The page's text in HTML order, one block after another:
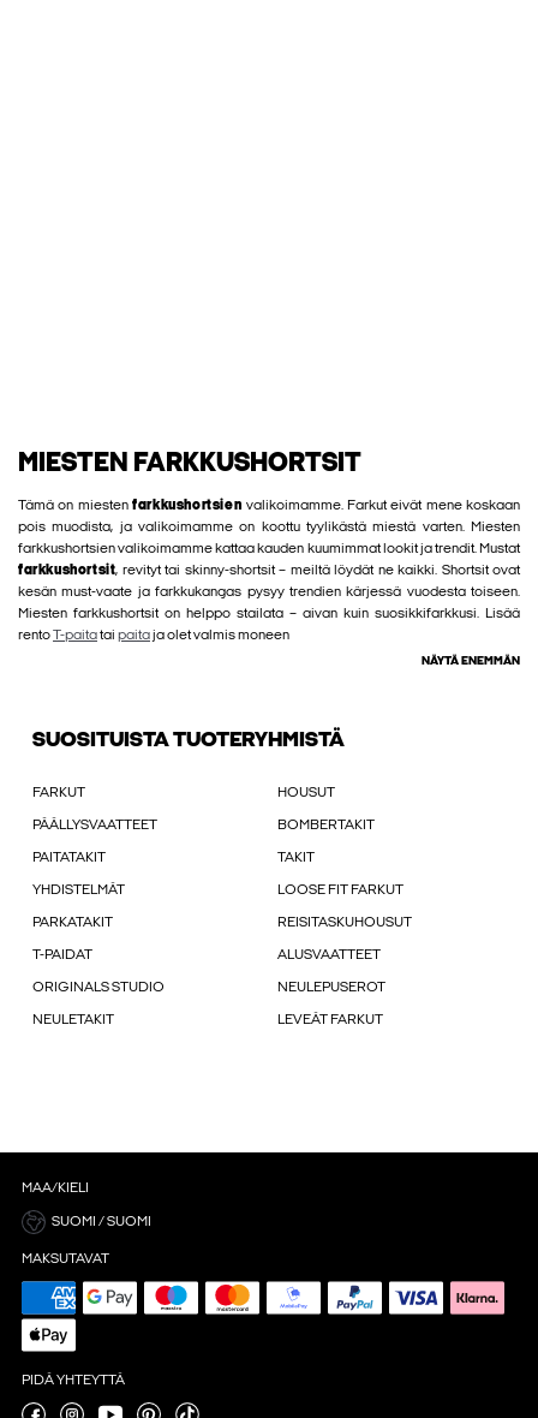
MIESTEN FARKKUSHORTSIT
Tämä on miestenfarkkushortsien valikoimamme. Farkut eivät mene koskaan
pois muodista, ja valikoimamme on koottu tyylikästä miestä varten. Miesten
farkkushortsien valikoimamme kattaa kauden kuumimmat lookit ja trendit. Mustat
farkkushortsit, revityt tai skinny-shortsit – meiltä löydät ne kaikki. Shortsit ovat
kesän must-vaate ja farkkukangas pysyy trendien kärjessä vuodesta toiseen.
Miesten farkkushortsit on helppo stailata – aivan kuin suosikkifarkkusi. Lisää
rentoT-paitatai paitaja olet valmis moneen
NÄYTÄ ENEMMÄN
SUOSITUISTA TUOTERYHMISTÄ
FARKUT HOUSUT
PÄÄLLYSVAATTEET BOMBERTAKIT
PAITATAKIT TAKIT
YHDISTELMÄT LOOSE FIT FARKUT
PARKATAKIT REISITASKUHOUSUT
T-PAIDAT ALUSVAATTEET
ORIGINALS STUDIO NEULEPUSEROT
NEULETAKIT LEVEÄT FARKUT
MAA/KIELI
SUOMI / SUOMI
MAKSUTAVAT
PIDÄ YHTEYTTÄ